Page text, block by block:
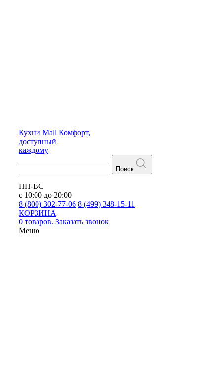
Кухни Mall Комфорт,
доступный
каждому
Поиск
ПН-ВС
с 10:00 до 20:00
8 (800) 302-77-06 8 (499) 348-15-11
КОРЗИНА
0 товаров. Заказать звонок
Меню